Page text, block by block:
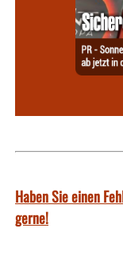
Haben Sie einen
gerne!